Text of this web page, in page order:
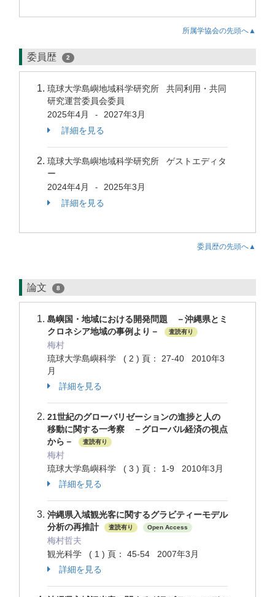
所属学協会の先頭へ▲
委員歴 2
琉球大学島嶼地域科学研究所 共同利用・共同
研究運営委員会委員
2025年4月
-
2027年3月
詳細を見る
琉球大学島嶼地域科学研究所 ゲストエディタ
ー
2024年4月
-
2025年3月
詳細を見る
委員歴の先頭へ▲
論文 8
島嶼国・地域における開発問題 －沖縄県とミ
クロネシア地域の事例より－
査読有り
梅村
琉球大学島嶼科学 ( 2 ) 頁： 27-40 2010年3
月
詳細を見る
21世紀のグローバリゼーションの進捗と人の
移動に関する一考察 －グローバル経済の視点
から－
査読有り
梅村
琉球大学島嶼科学 ( 3 ) 頁： 1-9 2010年3月
詳細を見る
沖縄県入域観光客に関するグラビティーモデル
分析の再推計
査読有り Open Access
梅村哲夫
観光科学 ( 1 ) 頁： 45-54 2007年3月
詳細を見る